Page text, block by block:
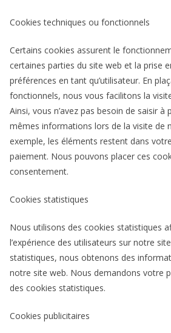
Cookies techniques ou fonctionnels
Certains cookies assurent le
certaines parties du site web et la prise
préférences en tant qu’utilisateur. En
fonctionnels, nous vous facilitons la
Ainsi, vous n’avez pas besoin de saisir à
mêmes informations lors de la visite de
exemple, les éléments restent dans
paiement. Nous pouvons placer ces
consentement.
Cookies statistiques
Nous utilisons des cookies statistiques
l’expérience des utilisateurs sur notre
statistiques, nous obtenons des
notre site web. Nous demandons votre
des cookies statistiques.
Cookies publicitaires